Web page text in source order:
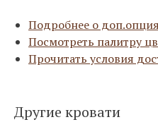
Подробнее о
Посмотреть палитру
Прочитать условия
Другие кровати